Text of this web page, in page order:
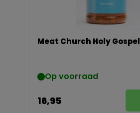
Meat Church Holy Gospel
Op voorraad
16,95